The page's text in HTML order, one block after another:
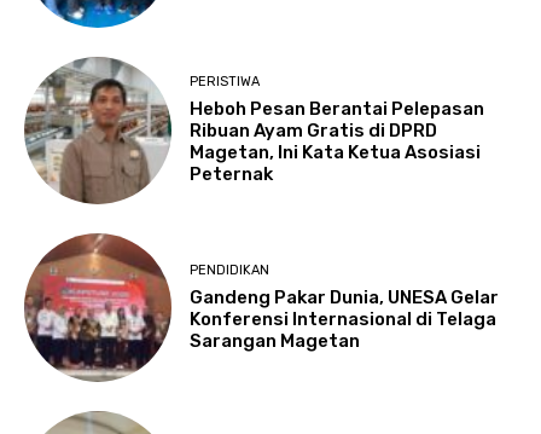
PERISTIWA
Heboh Pesan Berantai Pelepasan
Ribuan Ayam Gratis di DPRD
Magetan, Ini Kata Ketua Asosiasi
Peternak
PENDIDIKAN
Gandeng Pakar Dunia, UNESA Gelar
Konferensi Internasional di Telaga
Sarangan Magetan